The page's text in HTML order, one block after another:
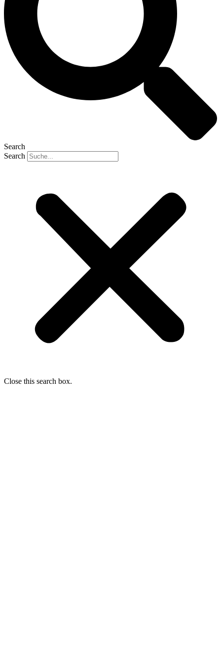
Search
Search
Close this search box.